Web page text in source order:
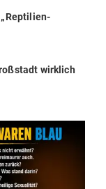
„Rep­ti­li­en­
wirklich